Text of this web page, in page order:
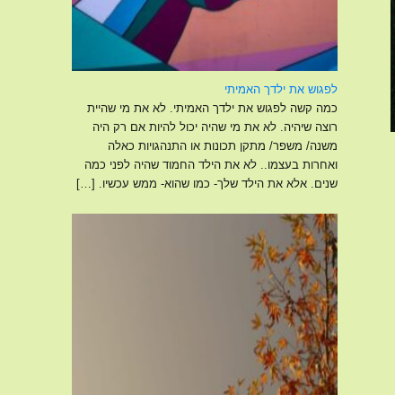
לפגוש את ילדך האמיתי
כמה קשה לפגוש את ילדך האמיתי. לא את מי שהיית
רוצה שיהיה. לא את מי שהיה יכול להיות אם רק היה
משנה/ משפר/ מתקן תכונות או התנהגויות כאלה
ואחרות בעצמו.. לא את הילד החמוד שהיה לפני כמה
שנים. אלא את הילד שלך- כמו שהוא- ממש עכשיו.
[…]